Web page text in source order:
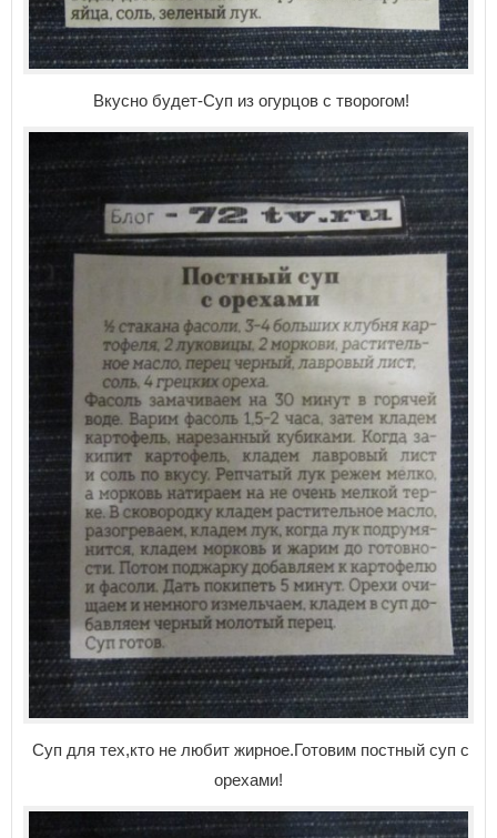
Вкусно будет-Суп из огурцов с творогом!
Суп для тех,кто не любит жирное.Готовим постный суп с
орехами!